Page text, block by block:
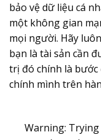
bảo vệ dữ liệu cá
một không gian
mọi người. Hãy
bạn là tài sản cần
trị đó chính là bước
chính mình trên
Warning: